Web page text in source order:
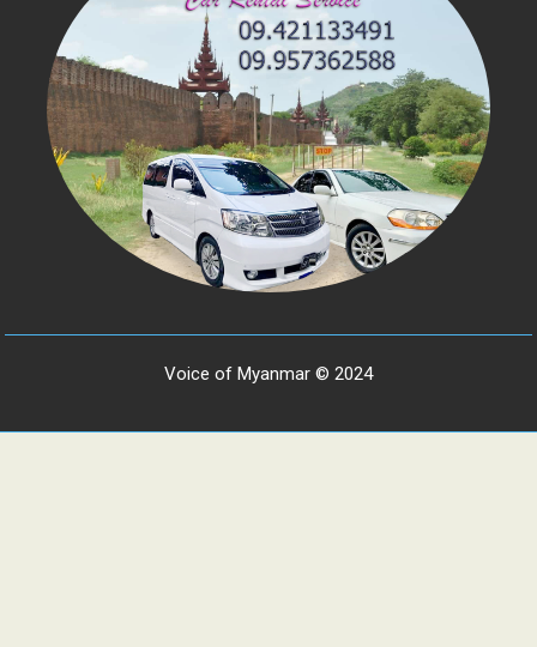
Voice of Myanmar © 2024